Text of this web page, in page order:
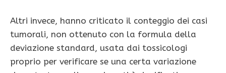
Altri invece, hanno criticato il conteggio dei casi
tumorali, non ottenuto con la formula della
deviazione standard, usata dai tossicologi
proprio per verificare se una certa variazione